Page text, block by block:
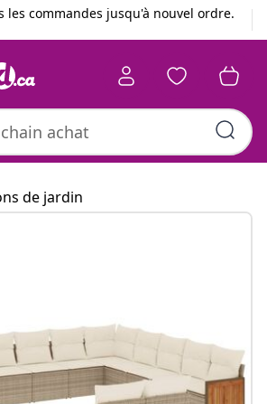
les commandes jusqu'à nouvel ordre.
de jardin